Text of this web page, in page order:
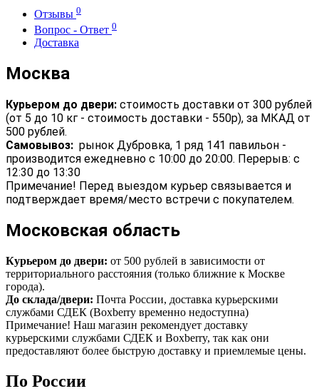
Отзывы 0
Вопрос - Ответ 0
Доставка
Москва
Курьером до двери: стоимость доставки от 300 рублей
(от 5 до 10 кг - стоимость доставки - 550р), за МКАД от
500 рублей.
Самовывоз: рынок Дубровка, 1 ряд 141 павильон -
производится ежедневно с 10:00 до 20:00. Перерыв: с
12:30 до 13:30
Примечание! Перед выездом курьер связывается и
подтверждает время/место встречи с покупателем.
Московская область
Курьером до двери: от 500 рублей в зависимости от
территориального расстояния (только ближние к Москве
города).
До склада/двери: Почта России, доставка курьерскими
службами СДЕК (Boxberry временно недоступна)
Примечание! Наш магазин рекомендует доставку
курьерскими службами СДЕК и Boxberry, так как они
предоставляют более быструю доставку и приемлемые цены.
По России